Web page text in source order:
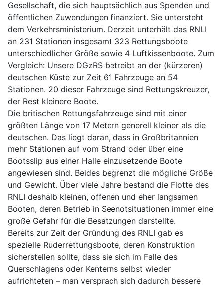
Gesellschaft, die sich hauptsächlich aus Spenden und
öffentlichen Zuwendungen finanziert. Sie untersteht
dem Verkehrsministerium. Derzeit unterhält das RNLI
an 231 Stationen insgesamt 323 Rettungsboote
unterschiedlicher Größe sowie 4 Luftkissenboote. Zum
Vergleich: Unsere DGzRS betreibt an der (kürzeren)
deutschen Küste zur Zeit 61 Fahrzeuge an 54
Stationen. 20 dieser Fahrzeuge sind Rettungskreuzer,
der Rest kleinere Boote.
Die britischen Rettungsfahrzeuge sind mit einer
größten Länge von 17 Metern generell kleiner als die
deutschen. Das liegt daran, dass in Großbritannien
mehr Stationen auf vom Strand oder über eine
Bootsslip aus einer Halle einzusetzende Boote
angewiesen sind. Beides begrenzt die mögliche Größe
und Gewicht. Über viele Jahre bestand die Flotte des
RNLI deshalb kleinen, offenen und eher langsamen
Booten, deren Betrieb in Seenotsituationen immer eine
große Gefahr für die Besatzungen darstellte.
Bereits zur Zeit der Gründung des RNLI gab es
spezielle Ruderrettungsboote, deren Konstruktion
sicherstellen sollte, dass sie sich im Falle des
Querschlagens oder Kenterns selbst wieder
aufrichteten – man versprach sich dadurch bessere